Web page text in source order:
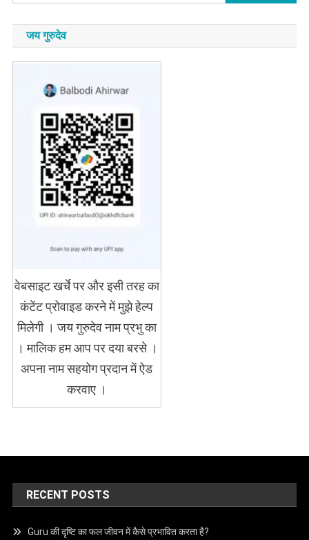
for:
जय गुरुदेव
वेबसाइट खर्चे पर और इसी तरह का
कंटेंट प्रोवाइड करने में मुझे हेल्प
मिलेगी । जय गुरुदेव नाम प्रभु का
। मालिक हम आप पर दया बरसे ।
अपना नाम सहयोग प्रदान में ऐड
करवाए ।
RECENT POSTS
Guru की दृष्टि का फल जीवन में कैसे प्रभावित करता है?